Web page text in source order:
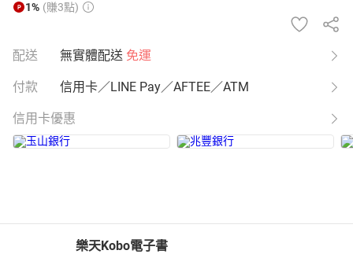
1% (賺3點)
配送 無實體配送 免運
付款 信用卡／LINE Pay／AFTEE／ATM
信用卡優惠
樂天Kobo電子書